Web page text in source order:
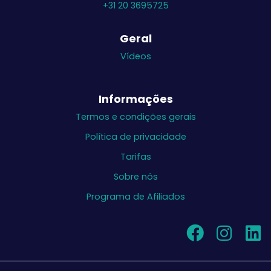
+31 20 3695725
Geral
Vídeos
Informações
Termos e condições gerais
Política de privacidade
Tarifas
Sobre nós
Programa de Afiliados